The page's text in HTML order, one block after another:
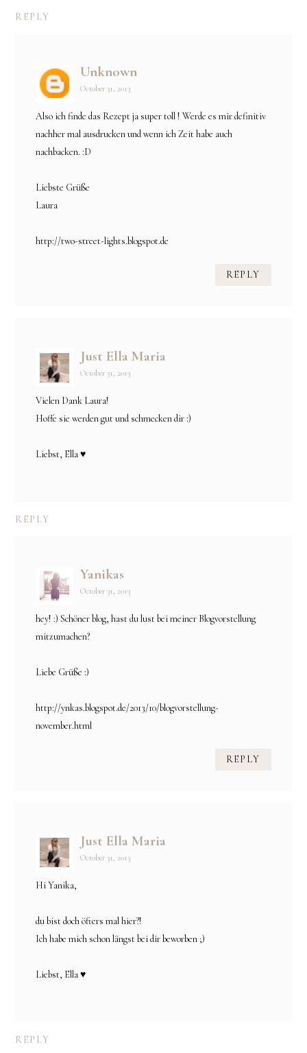
REPLY
Unknown
October 31, 2013
Also ich finde das Rezept ja super toll ! Werde es mir definitiv
nachher mal ausdrucken und wenn ich Zeit habe auch
nachbacken. :D
Liebste Grüße
Laura
http://two-street-lights.blogspot.de
REPLY
Just Ella Maria
October 31, 2013
Vielen Dank Laura!
Hoffe sie werden gut und schmecken dir :)
Liebst, Ella ♥
REPLY
Yanikas
October 31, 2013
hey! :) Schöner blog, hast du lust bei meiner Blogvorstellung
mitzumachen?
Liebe Grüße :)
http://ynkas.blogspot.de/2013/10/blogvorstellung-
november.html
REPLY
Just Ella Maria
October 31, 2013
Hi Yanika,
du bist doch öfters mal hier?!
Ich habe mich schon längst bei dir beworben ;)
Liebst, Ella ♥
REPLY